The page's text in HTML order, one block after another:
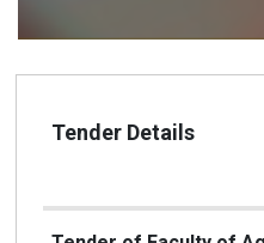
Tender Details